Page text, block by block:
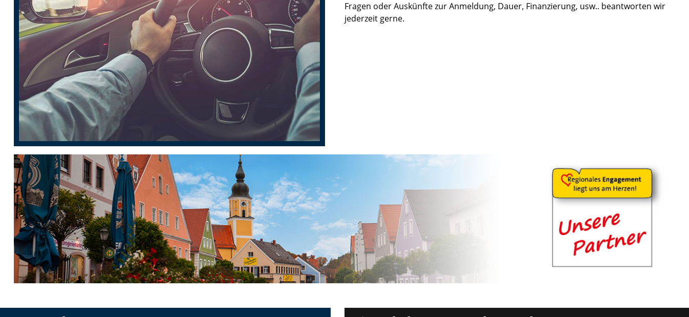
Fragen oder Auskünfte zur Anmeldung, Dauer, Finanzierung, usw.. beantworten wir
jederzeit gerne.